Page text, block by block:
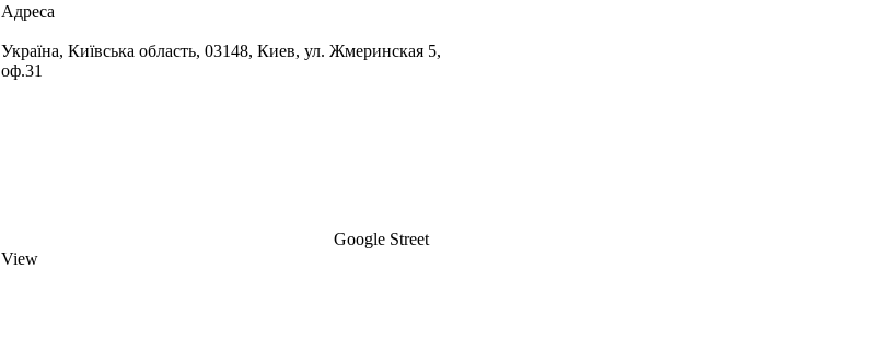
Адреса
Україна, Київська область, 03148, Киев, ул. Жмеринская 5,
оф.31
Google Street
View